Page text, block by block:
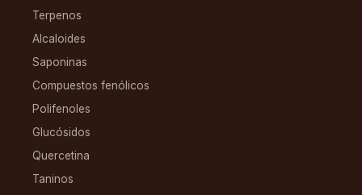
Terpenos
Alcaloides
Saponinas
Compuestos fenólicos
Polifenoles
Glucósidos
Quercetina
Taninos